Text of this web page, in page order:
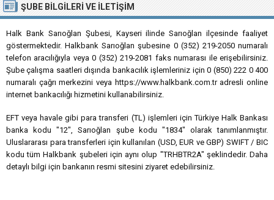
ŞUBE BILGILERI VE İLETIŞIM
Halk Bank Sarıoğlan Şubesi, Kayseri ilinde Sarıoğlan ilçesinde faaliyet
göstermektedir. Halkbank Sarıoğlan şubesine 0 (352) 219-2050 numaralı
telefon aracılığıyla veya 0 (352) 219-2081 faks numarası ile erişebilirsiniz.
Şube çalışma saatleri dışında bankacılık işlemleriniz için 0 (850) 222 0 400
numaralı çağrı merkezini veya https://www.halkbank.com.tr adresli online
internet bankacılığı hizmetini kullanabilirsiniz.
EFT veya havale gibi para transferi (TL) işlemleri için Türkiye Halk Bankası
banka kodu "12", Sarıoğlan şube kodu "1834" olarak tanımlanmıştır.
Uluslararası para transferleri için kullanılan (USD, EUR ve GBP) SWIFT / BIC
kodu tüm Halkbank şubeleri için aynı olup "TRHBTR2A" şeklindedir. Daha
detaylı bilgi için bankanın resmi sitesini ziyaret edebilirsiniz.